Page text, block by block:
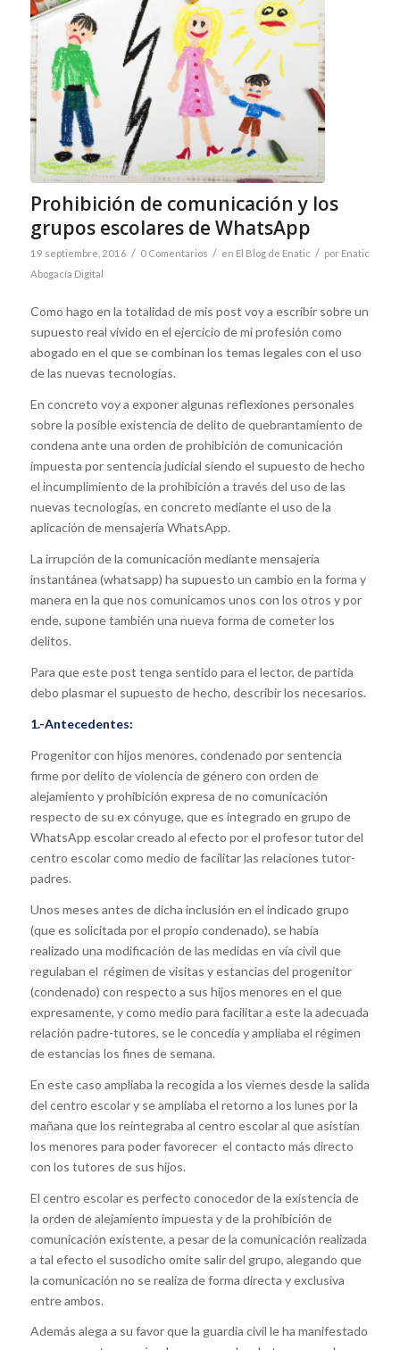
Prohibición de comunicación y los
grupos escolares de WhatsApp
19 septiembre, 2016 / 0 Comentarios / en El Blog de Enatic / por Enatic
Abogacía Digital
Como hago en la totalidad de mis post voy a escribir sobre un
supuesto real vivido en el ejercicio de mi profesión como
abogado en el que se combinan los temas legales con el uso
de las nuevas tecnologías.
En concreto voy a exponer algunas reflexiones personales
sobre la posible existencia de delito de quebrantamiento de
condena ante una orden de prohibición de comunicación
impuesta por sentencia judicial siendo el supuesto de hecho
el incumplimiento de la prohibición a través del uso de las
nuevas tecnologías, en concreto mediante el uso de la
aplicación de mensajería WhatsApp.
La irrupción de la comunicación mediante mensajería
instantánea (whatsapp) ha supuesto un cambio en la forma y
manera en la que nos comunicamos unos con los otros y por
ende, supone también una nueva forma de cometer los
delitos.
Para que este post tenga sentido para el lector, de partida
debo plasmar el supuesto de hecho, describir los necesarios.
1.-Antecedentes:
Progenitor con hijos menores, condenado por sentencia
firme por delito de violencia de género con orden de
alejamiento y prohibición expresa de no comunicación
respecto de su ex cónyuge, que es integrado en grupo de
WhatsApp escolar creado al efecto por el profesor tutor del
centro escolar como medio de facilitar las relaciones tutor-
padres.
Unos meses antes de dicha inclusión en el indicado grupo
(que es solicitada por el propio condenado), se había
realizado una modificación de las medidas en vía civil que
regulaban el régimen de visitas y estancias del progenitor
(condenado) con respecto a sus hijos menores en el que
expresamente, y como medio para facilitar a este la adecuada
relación padre-tutores, se le concedía y ampliaba el régimen
de estancias los fines de semana.
En este caso ampliaba la recogida a los viernes desde la salida
del centro escolar y se ampliaba el retorno a los lunes por la
mañana que los reintegraba al centro escolar al que asistían
los menores para poder favorecer el contacto más directo
con los tutores de sus hijos.
El centro escolar es perfecto conocedor de la existencia de
la orden de alejamiento impuesta y de la prohibición de
comunicación existente, a pesar de la comunicación realizada
a tal efecto el susodicho omite salir del grupo, alegando que
la comunicación no se realiza de forma directa y exclusiva
entre ambos.
Además alega a su favor que la guardia civil le ha manifestado